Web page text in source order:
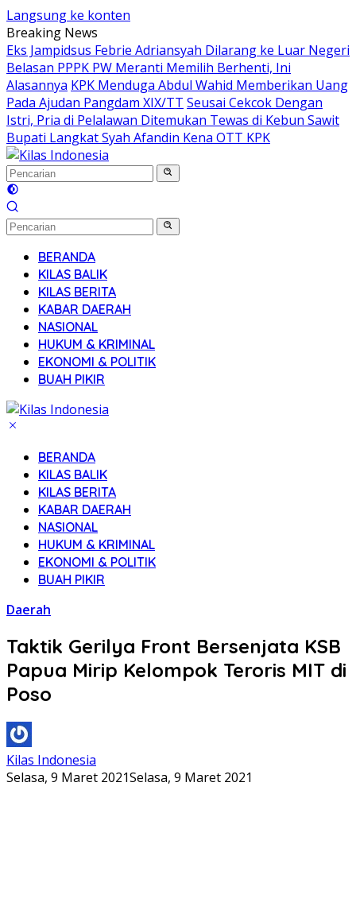
Langsung ke konten
Breaking News
Eks Jampidsus Febrie Adriansyah Dilarang ke Luar Negeri
Belasan PPPK PW Meranti Memilih Berhenti, Ini
Alasannya KPK Menduga Abdul Wahid Memberikan Uang
Pada Ajudan Pangdam XIX/TT Seusai Cekcok Dengan
Istri, Pria di Pelalawan Ditemukan Tewas di Kebun Sawit
Bupati Langkat Syah Afandin Kena OTT KPK
BERANDA
KILAS BALIK
KILAS BERITA
KABAR DAERAH
NASIONAL
HUKUM & KRIMINAL
EKONOMI & POLITIK
BUAH PIKIR
BERANDA
KILAS BALIK
KILAS BERITA
KABAR DAERAH
NASIONAL
HUKUM & KRIMINAL
EKONOMI & POLITIK
BUAH PIKIR
Daerah
Taktik Gerilya Front Bersenjata KSB
Papua Mirip Kelompok Teroris MIT di
Poso
Kilas Indonesia
Selasa, 9 Maret 2021Selasa, 9 Maret 2021